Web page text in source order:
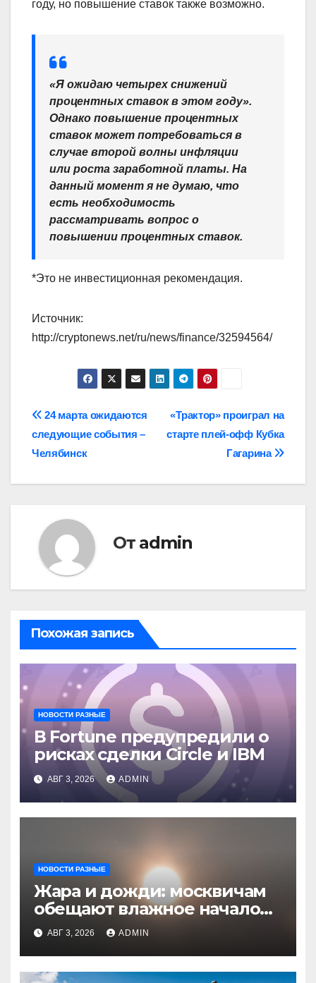
году, но повышение ставок также возможно.
«Я ожидаю четырех снижений
процентных ставок в этом году».
Однако повышение процентных
ставок может потребоваться в
случае второй волны инфляции
или роста заработной платы. На
данный момент я не думаю, что
есть необходимость
рассматривать вопрос о
повышении процентных ставок.
*Это не инвестиционная рекомендация.
Источник:
http://cryptonews.net/ru/news/finance/32594564/
Навигация
по
записям
«Трактор» проиграл на
старте плей-офф Кубка
Гагарина
24 марта ожидаются
следующие события –
Челябинск
От admin
Похожая запись
НОВОСТИ РАЗНЫЕ
В Fortune предупредили о
рисках сделки Circle и IBM
АВГ 3, 2026 ADMIN
НОВОСТИ РАЗНЫЕ
Жара и дожди: москвичам
обещают влажное начало
августа
АВГ 3, 2026 ADMIN